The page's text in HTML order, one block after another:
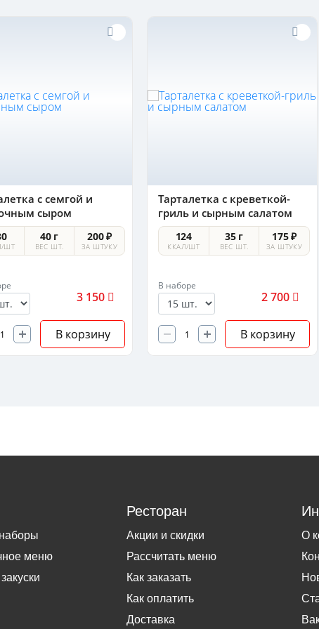
с семгой и
сыром
ШТ
40 г
ВЕС ШТ.
200 ₽
ЗА ШТУКУ
3 150
В корзину
Тарталетка с креветкой-
гриль и сырным салатом
124
ККАЛ/ШТ
35 г
ВЕС ШТ.
175 ₽
ЗА ШТУКУ
В наборе
2 700
В корзину
меню
Ресторан
Акции и скидки
Рассчитать меню
Как заказать
Как оплатить
Доставка
О